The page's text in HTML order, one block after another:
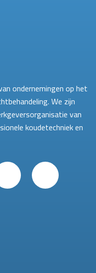
ondernemingen op het
We zijn
van
koudetechniek en